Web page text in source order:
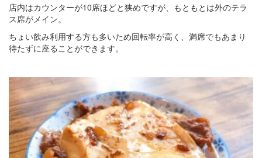
店内はカウンターが10席ほどと狭めですが、もともとは外のテラ
ス席がメイン。
ちょい飲み利用する方も多いため回転率が高く、満席でもあまり
待たずに座ることができます。